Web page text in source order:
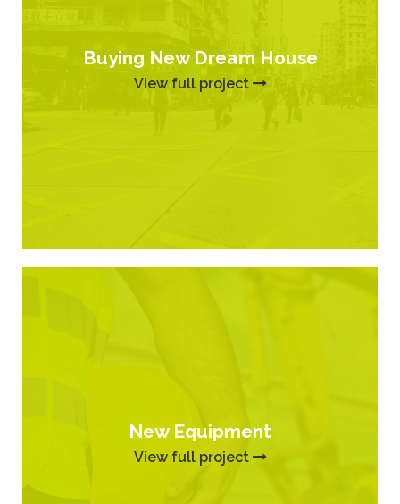
Buying New Dream House
View full project
New Equipment
View full project